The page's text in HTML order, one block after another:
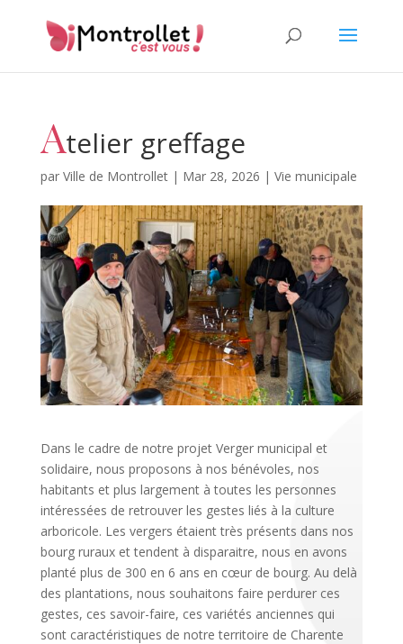
Atelier greffage
par Ville de Montrollet| Mar 28, 2026 | Vie municipale
Dans le cadre de notre projet Verger municipal et
solidaire, nous proposons à nos bénévoles, nos
habitants et plus largement à toutes les personnes
intéressées de retrouver les gestes liés à la culture
arboricole. Les vergers étaient très présents dans nos
bourg ruraux et tendent à disparaitre, nous en avons
planté plus de 300 en 6 ans en cœur de bourg. Au delà
des plantations, nous souhaitons faire perdurer ces
gestes, ces savoir-faire, ces variétés anciennes qui
sont caractéristiques de notre territoire de Charente